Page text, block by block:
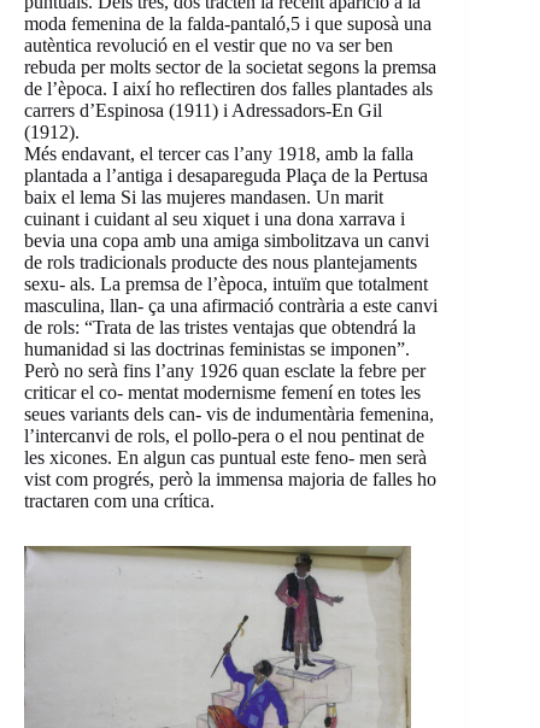
moda femenina de la falda-pantaló,5 i que suposà una
autèntica revolució en el vestir que no va ser ben
rebuda per molts sector de la societat segons la premsa
de l’època. I així ho reflectiren dos falles plantades als
carrers d’Espinosa (1911) i Adressadors-En Gil
(1912).
Més endavant, el tercer cas l’any 1918, amb la falla
plantada a l’antiga i desapareguda Plaça de la Pertusa
baix el lema Si las mujeres mandasen. Un marit
cuinant i cuidant al seu xiquet i una dona xarrava i
bevia una copa amb una amiga simbolitzava un canvi
de rols tradicionals producte des nous plantejaments
sexu- als. La premsa de l’època, intuïm que totalment
masculina, llan- ça una afirmació contrària a este canvi
de rols: “Trata de las tristes ventajas que obtendrá la
humanidad si las doctrinas feministas se imponen”.
Però no serà fins l’any 1926 quan esclate la febre per
criticar el co- mentat modernisme femení en totes les
seues variants dels can- vis de indumentària femenina,
l’intercanvi de rols, el pollo-pera o el nou pentinat de
les xicones. En algun cas puntual este feno- men serà
vist com progrés, però la immensa majoria de falles ho
tractaren com una crítica.